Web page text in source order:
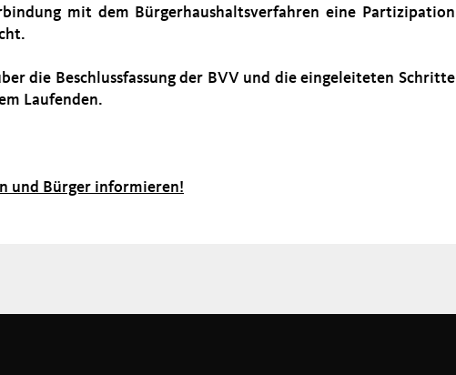
mit dem Bürgerhaushaltsverfahren eine Partizipation
die Beschlussfassung der BVV und die eingeleiteten Schritte
Laufenden.
und Bürger informieren!